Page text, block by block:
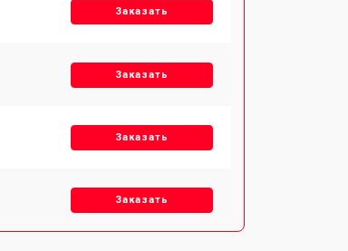
Заказать
Заказать
Заказать
Заказать